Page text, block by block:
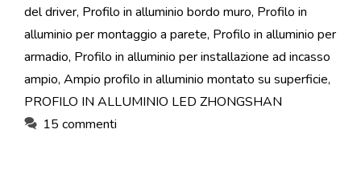
del driver, Profilo in alluminio bordo muro, Profilo in
alluminio per montaggio a parete, Profilo in alluminio per
armadio, Profilo in alluminio per installazione ad incasso
ampio, Ampio profilo in alluminio montato su superficie,
PROFILO IN ALLUMINIO LED ZHONGSHAN
15 commenti